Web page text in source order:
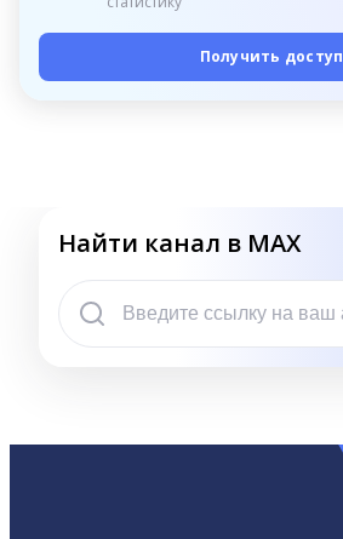
Получить доступ
Найти канал в MAX